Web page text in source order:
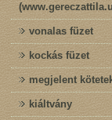
vonalas füzet
kockás füzet
megjelent
kiáltvány